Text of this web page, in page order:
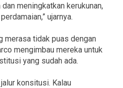
meningkatkan kerukunan,
ujarnya.
merasa tidak puas dengan
mengimbau mereka untuk
yang sudah ada.
konsitusi. Kalau